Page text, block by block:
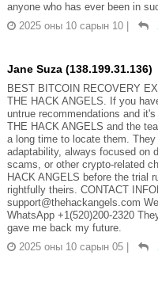
anyone who has ever been in
2025 оны 10 сарын 10
Jane Suza (138.199.31.136)
BEST BITCOIN RECOVERY
THE HACK ANGELS. If you
untrue recommendations and
THE HACK ANGELS and the
a long time to locate them.
adaptability, always focused on
scams, or other crypto-related
HACK ANGELS before the trial
rightfully theirs. CONTACT
support@thehackangels.com
WhatsApp +1(520)200-2320
gave me back my future.
2025 оны 10 сарын 05